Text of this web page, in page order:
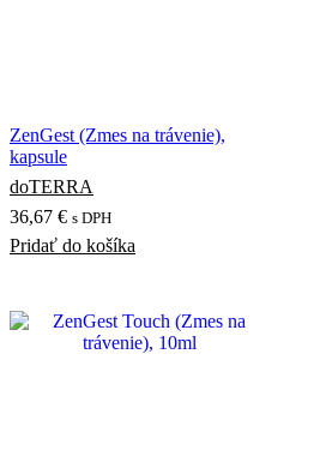
ZenGest (Zmes na trávenie),
kapsule
doTERRA
36,67 € s DPH
Pridať do košíka